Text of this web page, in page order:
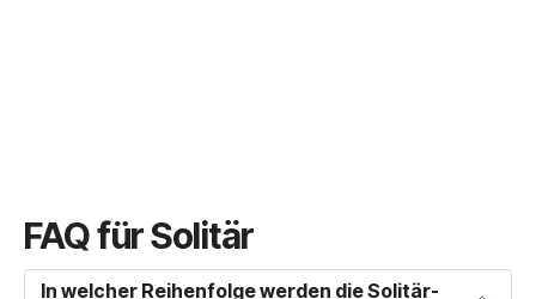
FAQ für Solitär
In welcher Reihenfolge werden die Solitär-